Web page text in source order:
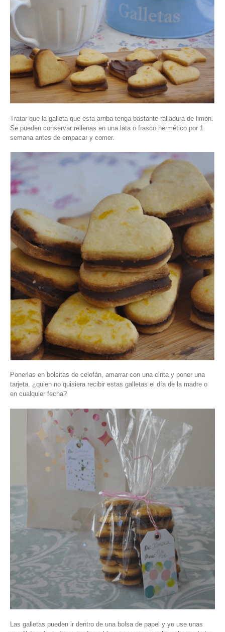
Tratar que la galleta que esta arriba tenga bastante ralladura de limón.
Se pueden conservar rellenas en una lata o frasco hermético por 1
semana antes de empacar y comer.
Ponerlas en bolsitas de celofán, amarrar con una cinta y poner una
tarjeta. ¿quien no quisiera recibir estas galletas el día de la madre o
en cualquier fecha?
Las galletas pueden ir dentro de una bolsa de papel y yo use unas